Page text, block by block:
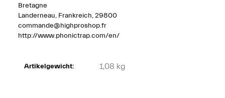
Bretagne
Landerneau, Frankreich, 29800
commande@highproshop.fr
http://www.phonictrap.com/en/
Artikelgewicht: 1,08 kg